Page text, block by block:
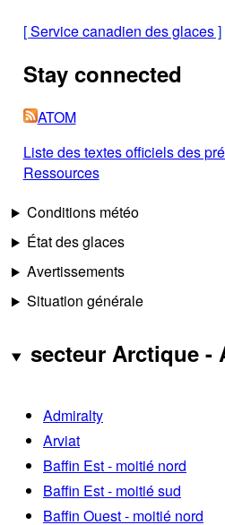
[Service canadien des glaces]
Stay connected
ATOM
Liste des textes officiels des
Ressources
Conditions météo
État des glaces
Avertissements
Situation générale
secteur Arctique -
Admiralty
Arviat
Baffin Est - moitié nord
Baffin Est - moitié sud
Baffin Ouest - moitié nord